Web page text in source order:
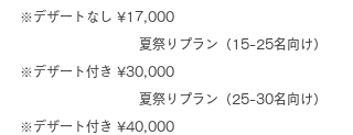
※デザートなし ¥17,000
夏祭りプラン（15-25名向け）
※デザート付き ¥30,000
夏祭りプラン（25-30名向け）
※デザート付き ¥40,000